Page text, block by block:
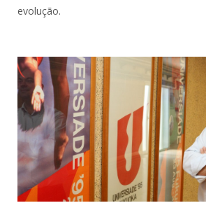
evolução.